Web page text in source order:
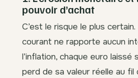
pouvoir d’achat
C’est le risque le plus
courant ne rapporte aucun
l’inflation, chaque euro
perd de sa valeur réelle au fil